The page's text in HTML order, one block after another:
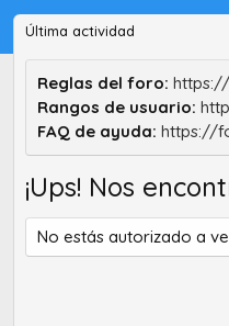
Última actividad
Reglas del foro:
Rangos de usuario:
FAQ de ayuda: https://
¡Ups! Nos
No estás autorizado a